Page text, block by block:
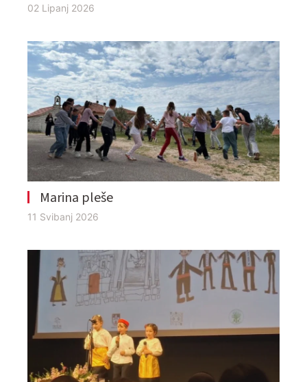
02 Lipanj 2026
Marina pleše
11 Svibanj 2026